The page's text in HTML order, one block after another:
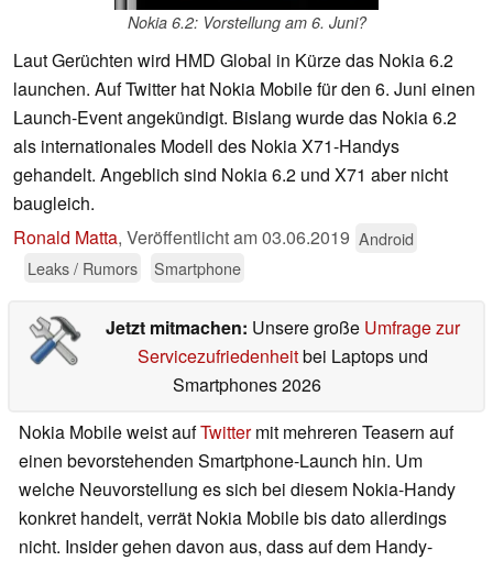
Nokia 6.2: Vorstellung am 6. Juni?
Laut Gerüchten wird HMD Global in Kürze das Nokia 6.2
launchen. Auf Twitter hat Nokia Mobile für den 6. Juni einen
Launch-Event angekündigt. Bislang wurde das Nokia 6.2
als internationales Modell des Nokia X71-Handys
gehandelt. Angeblich sind Nokia 6.2 und X71 aber nicht
baugleich.
Ronald Matta, Veröffentlicht am03.06.2019 Android
Leaks / Rumors
Smartphone
Jetzt mitmachen: Unsere große Umfrage zur
Servicezufriedenheitbei Laptops und
Smartphones 2026
Nokia Mobile weist aufTwittermit mehreren Teasern auf
einen bevorstehenden Smartphone-Launch hin. Um
welche Neuvorstellung es sich bei diesem Nokia-Handy
konkret handelt, verrät Nokia Mobile bis dato allerdings
nicht. Insider gehen davon aus, dass auf dem Handy-